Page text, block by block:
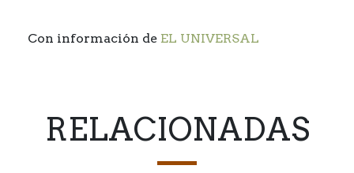
Con información de EL UNIVERSAL
RELACIONADAS